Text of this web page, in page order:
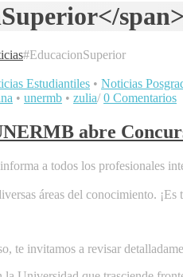
span>
#EducacionSuperior
Estudiantiles • Noticias
• unermb • zulia/ 0 Comentarios
abre
a todos los profesionales
áreas del conocimiento.
te invitamos a revisar